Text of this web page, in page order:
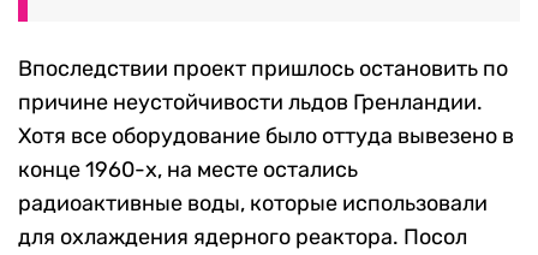
Впоследствии проект пришлось остановить по
причине неустойчивости льдов Гренландии.
Хотя все оборудование было оттуда вывезено в
конце 1960-х, на месте остались
радиоактивные воды, которые использовали
для охлаждения ядерного реактора. Посол